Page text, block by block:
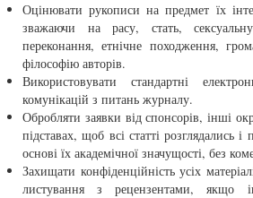
Оцінювати рукописи на предмет їх
зважаючи на расу, стать, сексуальну
переконання, етнічне походження,
філософію авторів.
Використовувати стандартні
комунікацій з питань журналу.
Обробляти заявки від спонсорів, інші
підставах, щоб всі статті розглядались
основі їх академічної значущості, без
Захищати конфіденційність усіх
листування з рецензентами,